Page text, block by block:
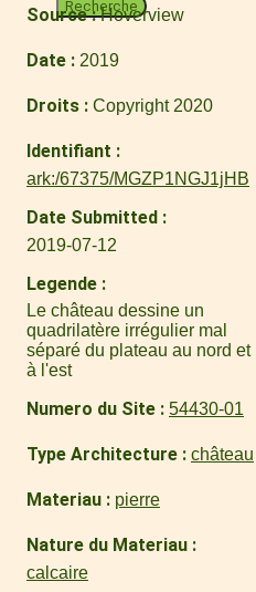
Recherche
Source Hoverview
Date 2019
Droits Copyright 2020
Identifiant
ark:/67375/MGZP1NGJ1jHB
Date Submitted
2019-07-12
Legende
Le château dessine un
quadrilatère irrégulier mal
séparé du plateau au nord et
à l'est
Numero du Site 54430-01
Type Architecture château
Materiau pierre
Nature du Materiau
calcaire